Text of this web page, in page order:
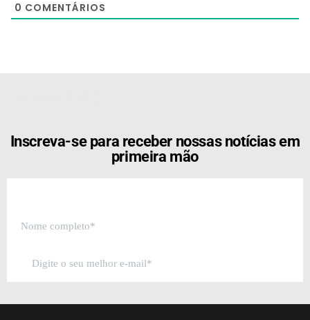
0 COMENTÁRIOS
Inscreva-se para receber nossas notícias em
primeira mão